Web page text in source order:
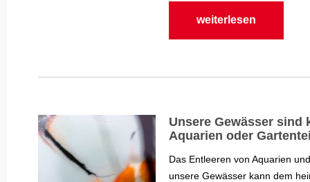
weiterlesen
Unsere Gewässer sind
Aquarien oder
Das Entleeren von Aquarien
unsere Gewässer kann dem